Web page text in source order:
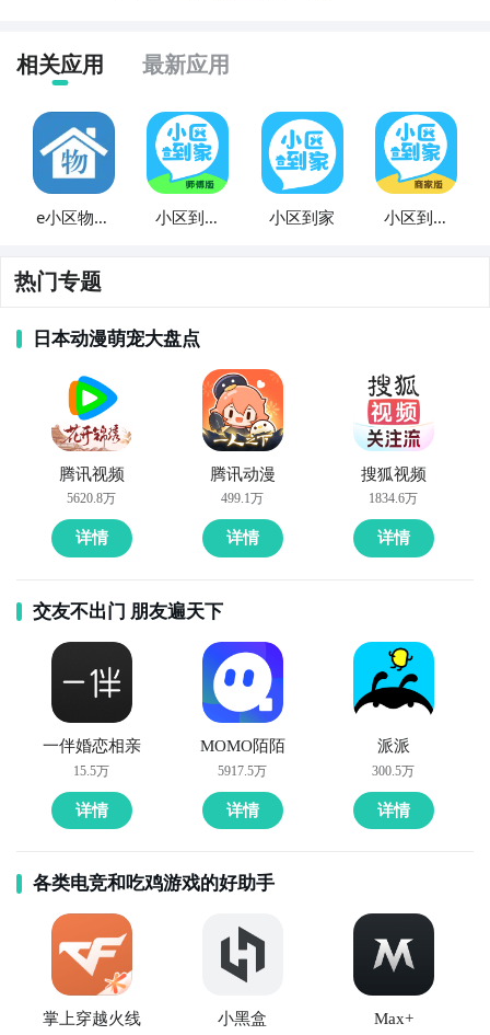
相关应用 最新应用
e小区物业
小区到家
小区到家
小区到家
热门专题
日本动漫萌宠大盘点
腾讯视频
5620.8万
详情
腾讯动漫
499.1万
详情
搜狐视频
1834.6万
详情
交友不出门 朋友遍天下
一伴婚恋相亲
15.5万
详情
MOMO陌陌
5917.5万
详情
派派
300.5万
详情
各类电竞和吃鸡游戏的好助手
掌上穿越火线 小黑盒 Max+